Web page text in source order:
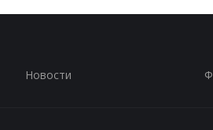
Новости